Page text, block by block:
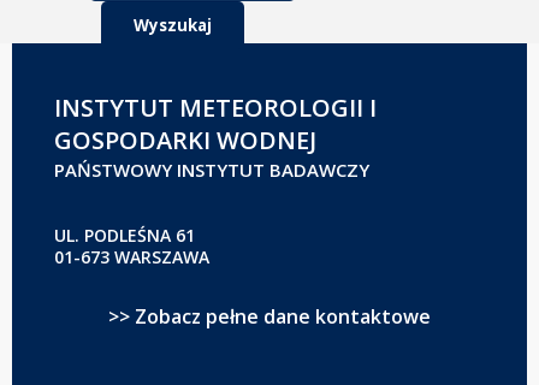
INSTYTUT METEOROLOGII I
GOSPODARKI WODNEJ
PAŃSTWOWY INSTYTUT BADAWCZY
UL. PODLEŚNA 61
01-673 WARSZAWA
>> Zobacz pełne dane kontaktowe